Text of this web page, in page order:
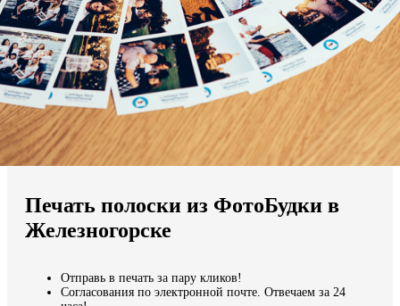
Мы доставляем по всему миру
Продолжить без города
Печать полоски из ФотоБудки в
Железногорске
Отправь в печать за пару кликов!
Согласования по электронной почте. Отвечаем за 24